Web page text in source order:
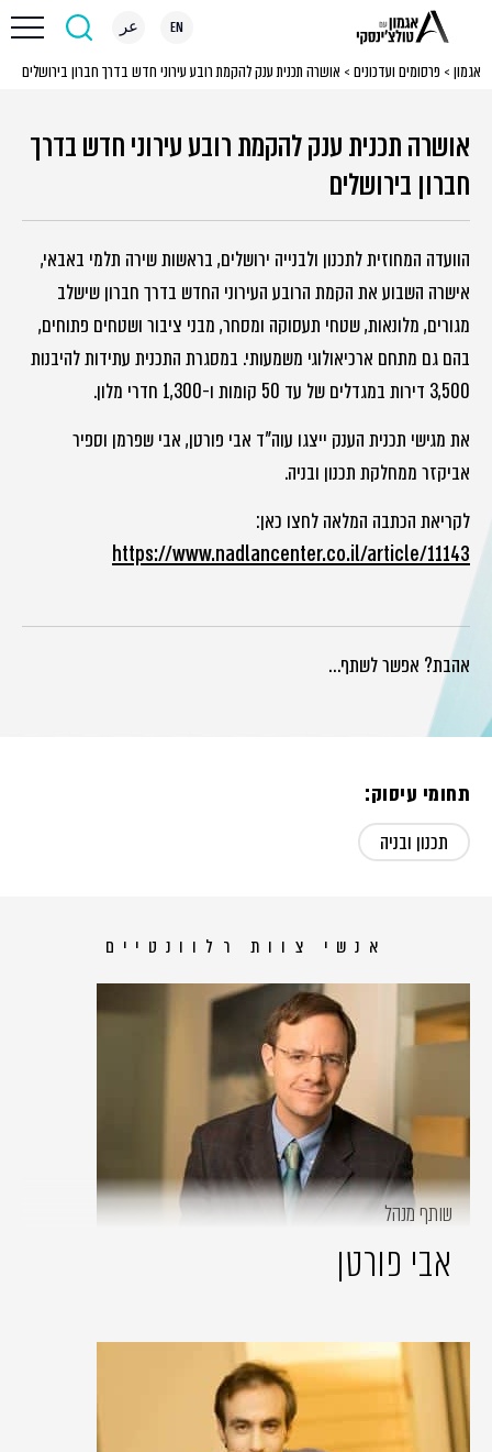
EN عر
אגמון > פרסומים ועדכונים > אושרה תכנית ענק להקמת רובע עירוני חדש בדרך חברון בירושלים
אושרה תכנית ענק להקמת רובע עירוני חדש בדרך
חברון בירושלים
הוועדה המחוזית לתכנון ולבנייה ירושלים, בראשות שירה תלמי באבאי,
אישרה השבוע את הקמת הרובע העירוני החדש בדרך חברון שישלב
מגורים, מלונאות, שטחי תעסוקה ומסחר, מבני ציבור ושטחים פתוחים,
בהם גם מתחם ארכיאולוגי משמעותי. במסגרת התכנית עתידות להיבנות
3,500 דירות במגדלים של עד 50 קומות ו-1,300 חדרי מלון.
את מגישי תכנית הענק ייצגו עוה"ד אבי פורטן, אבי שפרמן וספיר
אביקזר ממחלקת תכנון ובניה.
לקריאת הכתבה המלאה לחצו כאן:
https://www.nadlancenter.co.il/article/11143
אהבת? אפשר לשתף…
תחומי עיסוק:
תכנון ובניה
אנשי צוות רלוונטיים
שותף מנהל
אבי פורטן